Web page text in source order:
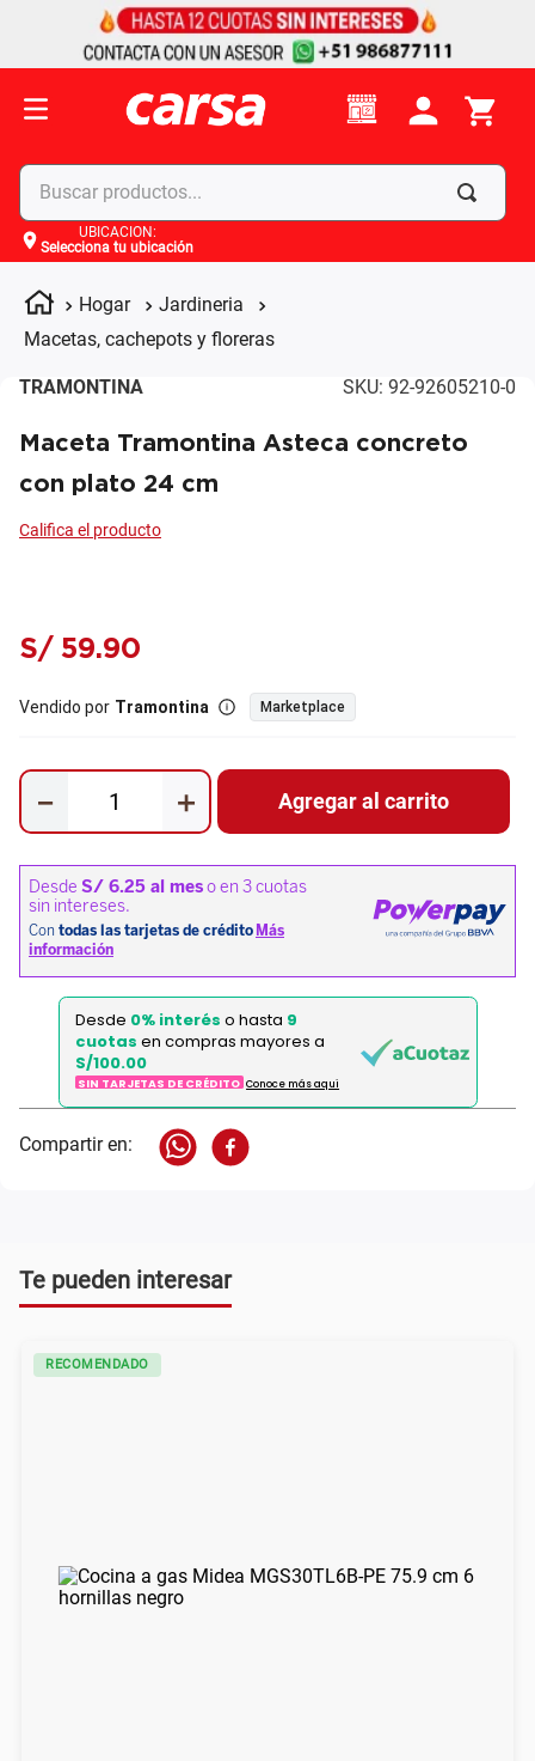
Buscar productos...
UBICACIÓN:
Selecciona tu ubicación
Hogar
Jardineria
Macetas, cachepots y floreras
TRAMONTINA SKU: 92-92605210-0
Maceta Tramontina Asteca concreto
con plato 24 cm
S/ 59.90
Vendido por Tramontina Marketplace
＋
－ Agregar al carrito
Desde 0% interés o hasta 9
cuotas en compras mayores a
S/100.00
SIN TARJETAS DE CRÉDITO Conoce más aqui
Te pueden interesar
RECOMENDADO
Términos más buscados
2.
moto
3.
laptop